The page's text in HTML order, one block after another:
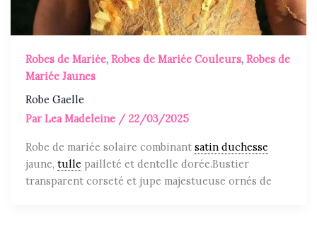
Robes de Mariée,Robes de Mariée Couleurs,Robes de
Mariée Jaunes
Robe Gaelle
ParLea Madeleine / 22/03/2025
Robe de mariée solaire combinantsatin duchesse
jaune,tulle pailleté et dentelle dorée.Bustier
transparent corseté et jupe majestueuse ornés de